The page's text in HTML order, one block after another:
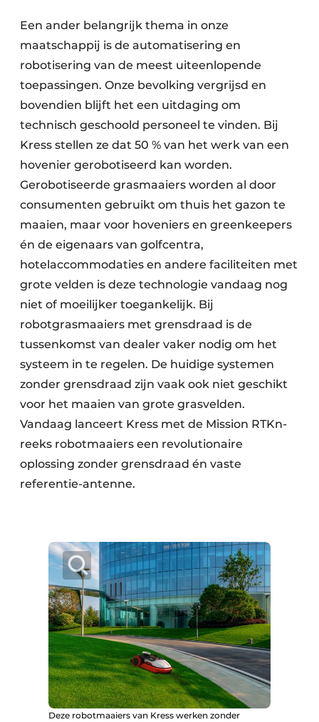
Een ander belangrijk thema in onze
maatschappij is de automatisering en
robotisering van de meest uiteenlopende
toepassingen. Onze bevolking vergrijsd en
bovendien blijft het een uitdaging om
technisch geschoold personeel te vinden. Bij
Kress stellen ze dat 50 % van het werk van een
hovenier gerobotiseerd kan worden.
Gerobotiseerde grasmaaiers worden al door
consumenten gebruikt om thuis het gazon te
maaien, maar voor hoveniers en greenkeepers
én de eigenaars van golfcentra,
hotelaccommodaties en andere faciliteiten met
grote velden is deze technologie vandaag nog
niet of moeilijker toegankelijk. Bij
robotgrasmaaiers met grensdraad is de
tussenkomst van dealer vaker nodig om het
systeem in te regelen. De huidige systemen
zonder grensdraad zijn vaak ook niet geschikt
voor het maaien van grote grasvelden.
Vandaag lanceert Kress met de Mission RTKn-
reeks robotmaaiers een revolutionaire
oplossing zonder grensdraad én vaste
referentie-antenne.
Deze robotmaaiers van Kress werken zonder